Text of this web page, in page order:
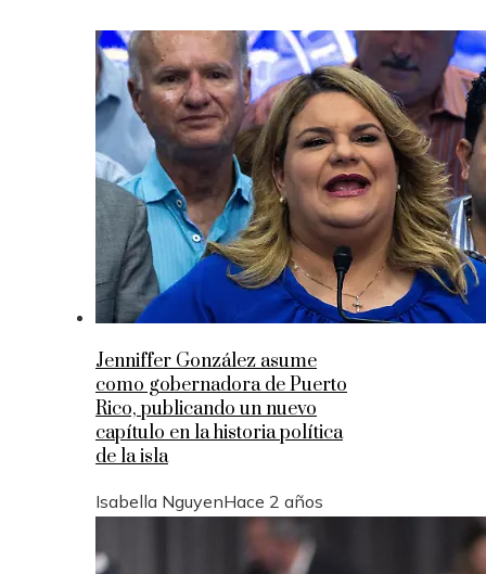
Jenniffer González asume
como gobernadora de Puerto
Rico, publicando un nuevo
capítulo en la historia política
de la isla
Isabella NguyenHace 2 años